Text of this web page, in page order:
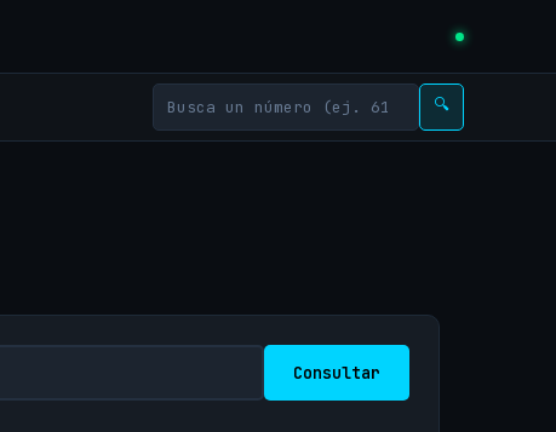
🔍
Consultar